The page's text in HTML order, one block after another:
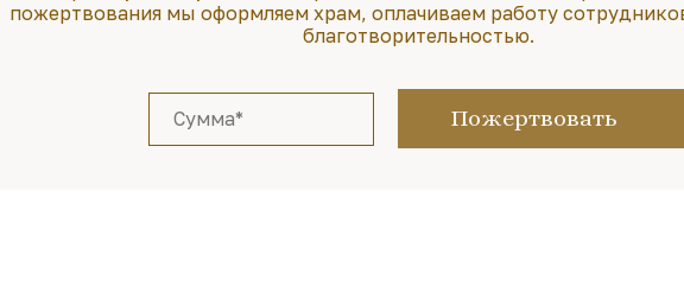
пожертвования мы оформляем храм, оплачиваем работу
благотворительностью.
Пожертвовать